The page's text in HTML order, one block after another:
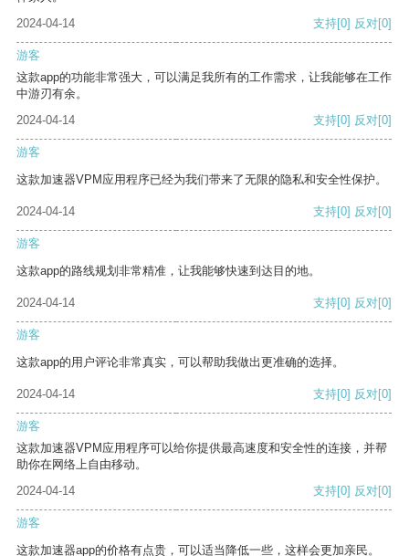
2024-04-14
支持[0] 反对[0]
游客
这款app的功能非常强大，可以满足我所有的工作需求，让我能够在工作
中游刃有余。
2024-04-14
支持[0] 反对[0]
游客
这款加速器VPM应用程序已经为我们带来了无限的隐私和安全性保护。
2024-04-14 支持[0] 反对[0]
游客
这款app的路线规划非常精准，让我能够快速到达目的地。
2024-04-14 支持[0] 反对[0]
游客
这款app的用户评论非常真实，可以帮助我做出更准确的选择。
2024-04-14 支持[0] 反对[0]
游客
这款加速器VPM应用程序可以给你提供最高速度和安全性的连接，并帮
助你在网络上自由移动。
2024-04-14
支持[0] 反对[0]
游客
这款加速器app的价格有点贵，可以适当降低一些，这样会更加亲民。